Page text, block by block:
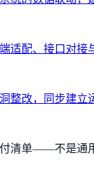
配、接口对
改，同步建
清单——不是通